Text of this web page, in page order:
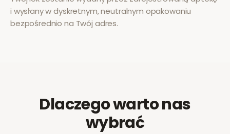
i wysłany w dyskretnym, neutralnym opakowaniu
bezpośrednio na Twój adres.
Dlaczego warto nas
wybrać